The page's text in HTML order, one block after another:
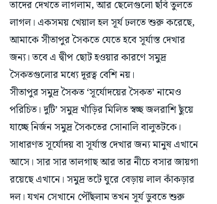
লাগল। একসময় খেয়াল হল সূর্য ঢলতে শুরু করেছে,
আমাকে সীতাপুর সৈকতে যেতে হবে সূর্যাস্ত দেখার
জন্য। তবে এ দ্বীপ ছোট হওয়ার কারণে সমুদ্র
সৈকতগুলোর মধ্যে দূরত্ব বেশি নয়।
সীতাপুর সমুদ্র সৈকত ‘সূর্যোদয়ের সৈকত’ নামেও
পরিচিত। দুটি’ সমুদ্র খাঁড়ির মিলিত স্বচ্ছ জলরাশি ছুঁয়ে
যাচ্ছে নির্জন সমুদ্র সৈকতের সোনালি বালুতটকে।
সাধারণত সূর্যোদয় বা সূর্যাস্ত দেখার জন্য মানুষ এখানে
আসে। সার সার তালগাছ আর তার নীচে বসার জায়গা
রয়েছে এখানে। সমুদ্র তটে ঘুরে বেড়ায় লাল কাঁকড়ার
দল। যখন সেখানে পৌঁছলাম তখন সূর্য ডুবতে শুরু
করেছে। বেলা শেষের আলো রং ছড়াতে শুরু করেছে